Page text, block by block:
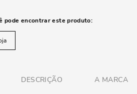
pode encontrar este produto:
DESCRIÇÃO A MARCA